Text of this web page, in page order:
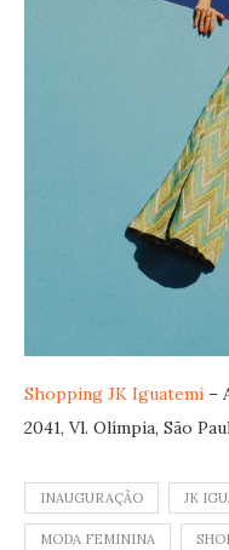
Shopping JK Iguatemi –
2041, Vl. Olímpia, São
INAUGURAÇÃO JK
MODA FEMININA